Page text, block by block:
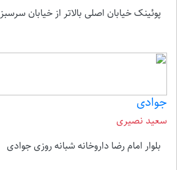
پوئینک خیابان اصلی بالاتر از خیابان سرسبز 13
جوادی
سعید نصیری
بلوار امام رضا داروخانه شبانه روزی جوادی